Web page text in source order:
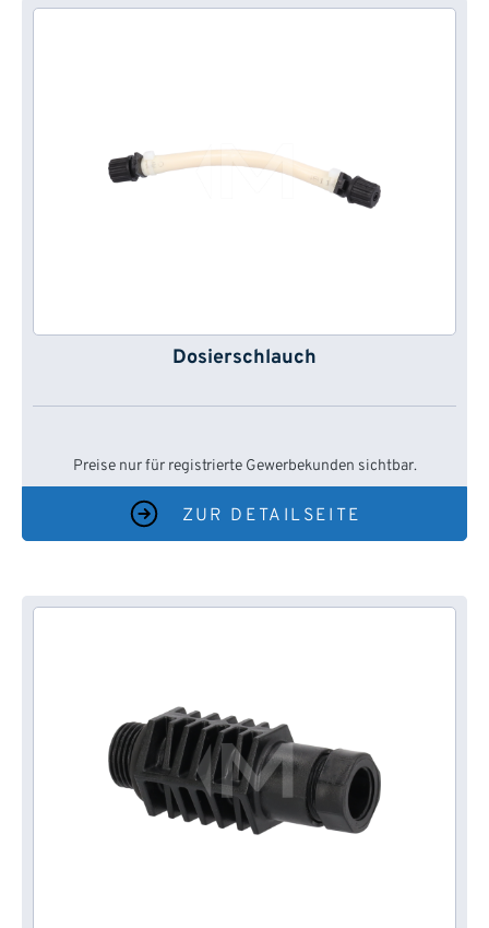
Dosierschlauch
Preise nur für registrierte Gewerbekunden sichtbar.
ZUR DETAILSEITE